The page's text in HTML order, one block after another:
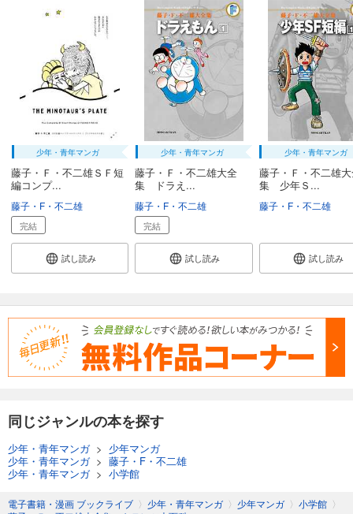
少年・青年マンガ
藤子・Ｆ・不二雄ＳＦ短
編コンプ...
藤子・F・不二雄
完結
試し読み
少年・青年マンガ
藤子・Ｆ・不二雄大全
集 ドラえ...
藤子・F・不二雄
完結
試し読み
少年・青年マンガ
藤子・Ｆ・不二雄
集 少年Ｓ...
藤子・F・不二雄
試し読み
同じジャンルの本を探す
少年・青年マンガ> 少年マンガ
少年・青年マンガ> 藤子・F・不二雄
少年・青年マンガ> 小学館
電子書籍・漫画 ブックライブ 〉 少年・青年マンガ 〉 少年マンガ 〉 小学館 〉